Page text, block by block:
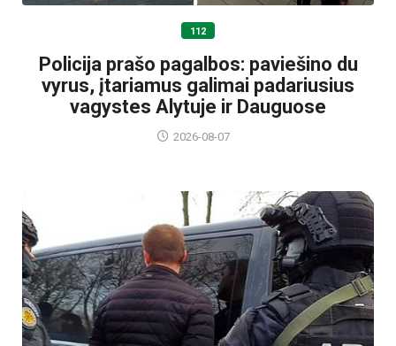
112
Policija prašo pagalbos: paviešino du
vyrus, įtariamus galimai padariusius
vagystes Alytuje ir Dauguose
2026-08-07